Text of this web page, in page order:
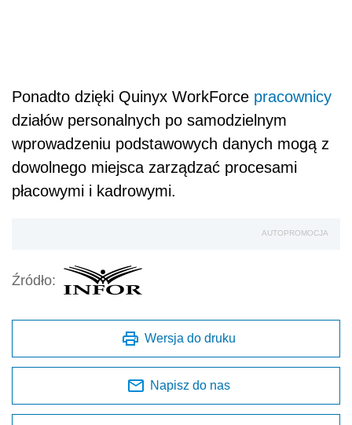
Ponadto dzięki Quinyx WorkForce pracownicy
działów personalnych po samodzielnym
wprowadzeniu podstawowych danych mogą z
dowolnego miejsca zarządzać procesami
płacowymi i kadrowymi.
AUTOPROMOCJA
Źródło:
Wersja do druku
Napisz do nas